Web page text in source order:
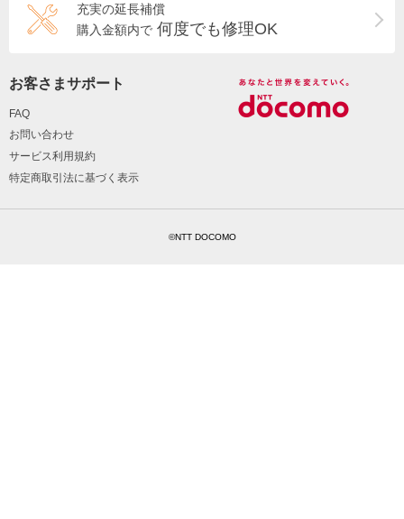
充実の延長補償
購入金額内で 何度でも修理OK
お客さまサポート
FAQ
お問い合わせ
サービス利用規約
特定商取引法に基づく表示
©NTT DOCOMO